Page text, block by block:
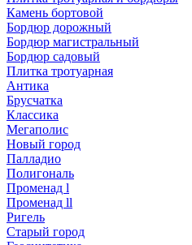
Камень бортовой
Бордюр дорожный
Бордюр магистральный
Бордюр садовый
Плитка тротуарная
Антика
Брусчатка
Классика
Мегаполис
Новый город
Палладио
Полигональ
Променад l
Променад ll
Ригель
Старый город